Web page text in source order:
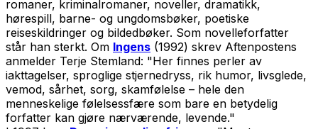
romaner, kriminalromaner, noveller, dramatikk,
hørespill, barne- og ungdomsbøker, poetiske
reiseskildringer og bildedbøker. Som novelleforfatter
står han sterkt. Om Ingens (1992) skrev Aftenpostens
anmelder Terje Stemland: "Her finnes perler av
iakttagelser, sproglige stjernedryss, rik humor, livsglede,
vemod, sårhet, sorg, skamfølelse – hele den
menneskelige følelsessfære som bare en betydelig
forfatter kan gjøre nærværende, levende."